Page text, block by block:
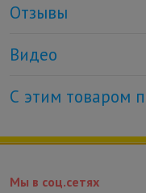
Отзывы
Видео
С этим товаром
Мы в соц.сетях